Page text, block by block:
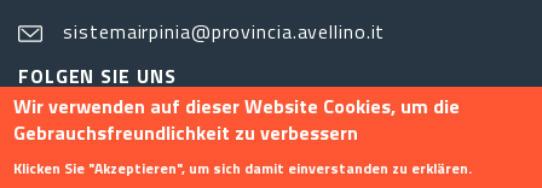
sistemairpinia@provincia.avellino.it
FOLGEN SIE UNS
Wir verwenden auf dieser Website Cookies, um die
Gebrauchsfreundlichkeit zu verbessern
Klicken Sie "Akzeptieren", um sich damit einverstanden zu erklären.